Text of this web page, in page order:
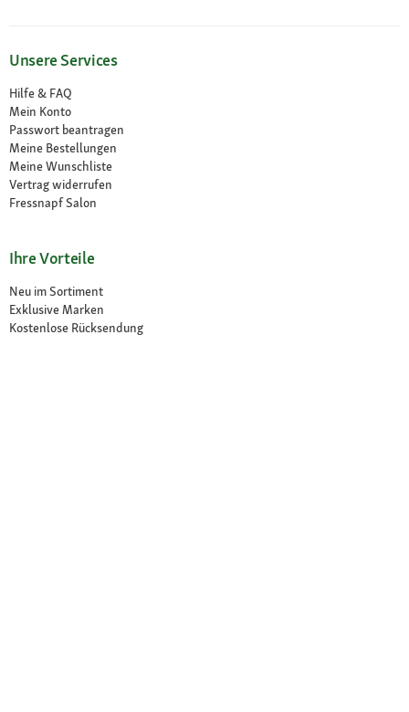
Unsere Services
Hilfe & FAQ
Mein Konto
Passwort beantragen
Meine Bestellungen
Meine Wunschliste
Vertrag widerrufen
Fressnapf Salon
Ihre Vorteile
Neu im Sortiment
Exklusive Marken
Kostenlose Rücksendung